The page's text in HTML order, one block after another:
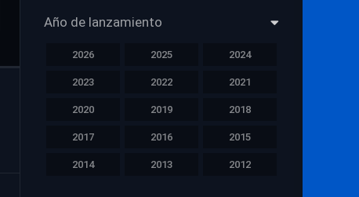
Año de lanzamiento
2026 2025 2024
2023 2022 2021
2020 2019 2018
2017 2016 2015
2014 2013 2012